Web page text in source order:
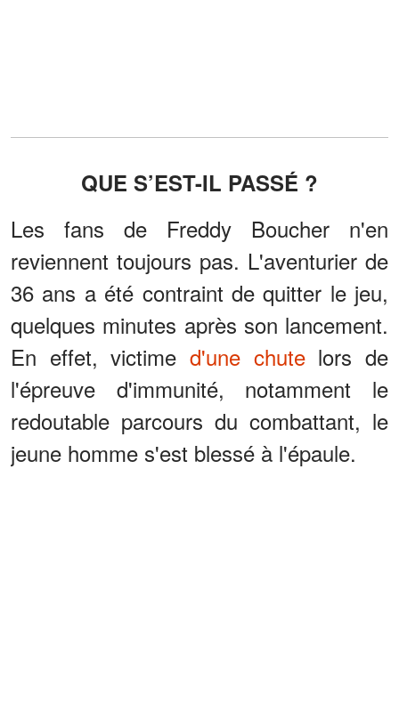
QUE S’EST-IL PASSÉ ?
Les fans de Freddy Boucher n'en
reviennent toujours pas. L'aventurier de
36 ans a été contraint de quitter le jeu,
quelques minutes après son lancement.
En effet, victime d'une chutelors de
l'épreuve d'immunité, notamment le
redoutable parcours du combattant, le
jeune homme s'est blessé à l'épaule.